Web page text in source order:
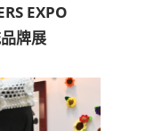
EXPO
牌展